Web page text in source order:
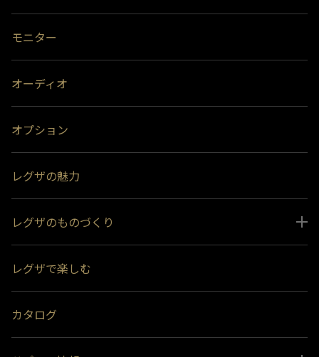
モニター
オーディオ
オプション
レグザの魅力
レグザのものづくり
スペシャルコンテンツ
受賞履歴
レグザで楽しむ
カタログ